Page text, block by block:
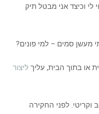
לי וכיצד אני מבטל תיק
מעשן סמים – למי פונים?
או בתוך הבית, עליך ליצור
וקריטי. לפני החקירה